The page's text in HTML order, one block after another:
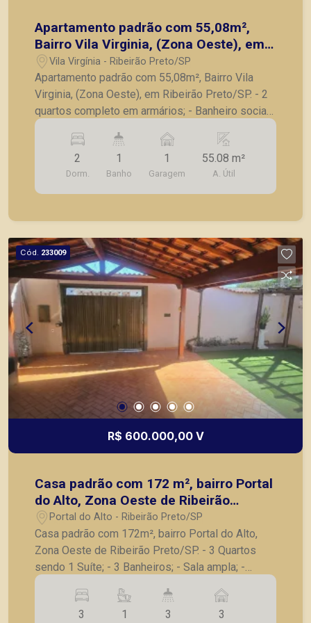
Apartamento padrão com 55,08m²,
Bairro Vila Virginia, (Zona Oeste), em
Ribeirão Preto/SP.
Vila Virgínia - Ribeirão Preto/SP
Apartamento padrão com 55,08m², Bairro Vila
Virginia, (Zona Oeste), em Ribeirão Preto/SP. - 2
quartos completo em armários; - Banheiro social;
- Sala para 2 ambientes; - Cozinha com armários;
- Lavanderia; - 1 vaga de garagem. A Piramid tem
como objetivo atender seus clientes com
agilidade e segurança, em locação, vendas de
imóveis prontos, usados ou mesmo nos
2
Dorm.
1
Banho
1
Garagem
55.08 m²
A. Útil
Cód. 233009
R$ 600.000,00 V
Casa padrão com 172 m², bairro Portal
do Alto, Zona Oeste de Ribeirão
Preto/SP.
Portal do Alto - Ribeirão Preto/SP
Casa padrão com 172m², bairro Portal do Alto,
Zona Oeste de Ribeirão Preto/SP. - 3 Quartos
sendo 1 Suíte; - 3 Banheiros; - Sala ampla; -
Cozinha; - Garagem para 3 carros; - Quintal com
pergolado, grama sintética ; - Piscina Aquecida; -
Área de churrasco ; - Ar condicionado ; -Ventilador
3 1 3 3